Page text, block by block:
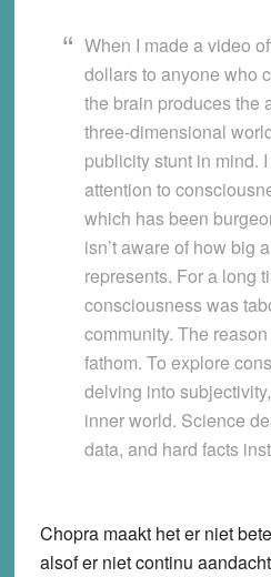
When I made a video
dollars to anyone who
the brain produces the
three-dimensional
publicity stunt in mind.
attention to
which has been
isn’t aware of how big
represents. For a long
consciousness was
community. The reason
fathom. To explore
delving into
inner world. Science
data, and hard facts
Chopra maakt het er niet
alsof er niet continu